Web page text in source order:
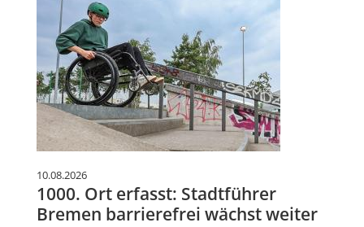
10.08.2026
1000. Ort erfasst: Stadtführer
Bremen barrierefrei wächst weiter